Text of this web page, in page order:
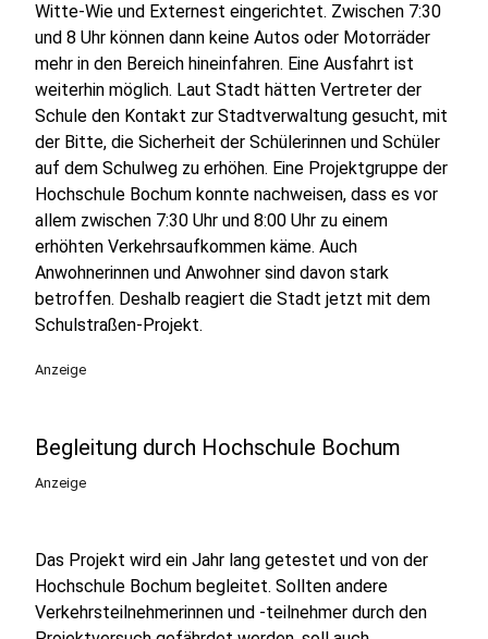
Witte-Wie und Externest eingerichtet. Zwischen 7:30
und 8 Uhr können dann keine Autos oder Motorräder
mehr in den Bereich hineinfahren. Eine Ausfahrt ist
weiterhin möglich. Laut Stadt hätten Vertreter der
Schule den Kontakt zur Stadtverwaltung gesucht, mit
der Bitte, die Sicherheit der Schülerinnen und Schüler
auf dem Schulweg zu erhöhen. Eine Projektgruppe der
Hochschule Bochum konnte nachweisen, dass es vor
allem zwischen 7:30 Uhr und 8:00 Uhr zu einem
erhöhten Verkehrsaufkommen käme. Auch
Anwohnerinnen und Anwohner sind davon stark
betroffen. Deshalb reagiert die Stadt jetzt mit dem
Schulstraßen-Projekt.
Anzeige
Begleitung durch Hochschule Bochum
Anzeige
Das Projekt wird ein Jahr lang getestet und von der
Hochschule Bochum begleitet. Sollten andere
Verkehrsteilnehmerinnen und -teilnehmer durch den